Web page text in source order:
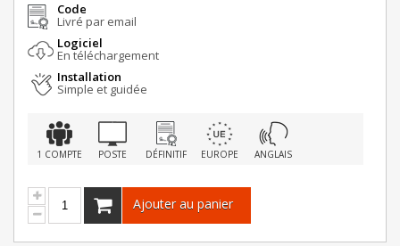
Code
Livré par email
Logiciel
En téléchargement
Installation
Simple et guidée
1 COMPTE POSTE DÉFINITIF EUROPE ANGLAIS
Ajouter au panier